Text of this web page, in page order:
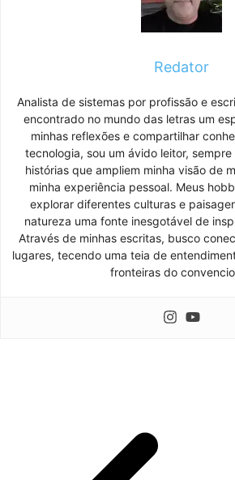
Redator
Analista de sistemas por profissão e
encontrado no mundo das letras um
minhas reflexões e compartilhar
tecnologia, sou um ávido leitor,
histórias que ampliem minha visão de
minha experiência pessoal. Meus
explorar diferentes culturas e
natureza uma fonte inesgotável de
Através de minhas escritas, busco
lugares, tecendo uma teia de
fronteiras do